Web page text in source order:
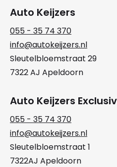
Auto Keijzers
055 - 35 74 370
info@autokeijzers.nl
Sleutelbloemstraat 29
7322 AJ Apeldoorn
Auto Keijzers
055 - 35 74 370
info@autokeijzers.nl
Sleutelbloemstraat 1
7322AJ Apeldoorn